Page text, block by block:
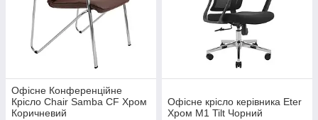
Офісне Конференційне
Крісло Chair Samba CF Хром
Коричневий
Офісне крісло керівника Eter
Хром M1 Tilt Чорний